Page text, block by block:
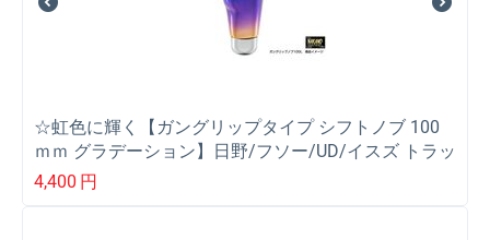
☆虹色に輝く【ガングリップタイプ シフトノブ 100
ｍｍ グラデーション】日野/フソー/UD/イスズ トラッ
ク用シフトノブ
4,400 円